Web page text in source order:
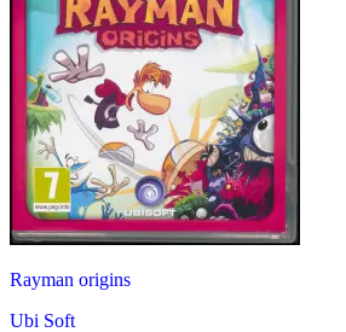
Rayman origins
Ubi Soft